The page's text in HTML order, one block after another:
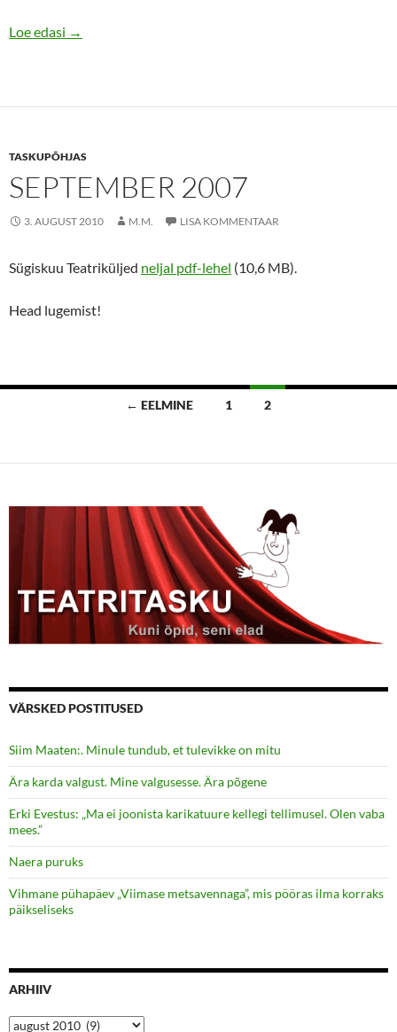
Loe edasi Kirgede torm Kurgja vesiveskis
→
TASKUPÕHJAS
SEPTEMBER 2007
3. AUGUST 2010 M.M. LISA KOMMENTAAR
Sügiskuu Teatriküljed neljal pdf-lehel (10,6 MB).
Head lugemist!
← EELMINE 1 2
VÄRSKED POSTITUSED
Siim Maaten:. Minule tundub, et tulevikke on mitu
Ära karda valgust. Mine valgusesse. Ära põgene
Erki Evestus: „Ma ei joonista karikatuure kellegi tellimusel. Olen vaba
mees.”
Naera puruks
Vihmane pühapäev „Viimase metsavennaga”, mis pööras ilma korraks
päikseliseks
ARHIIV
Arhiiv